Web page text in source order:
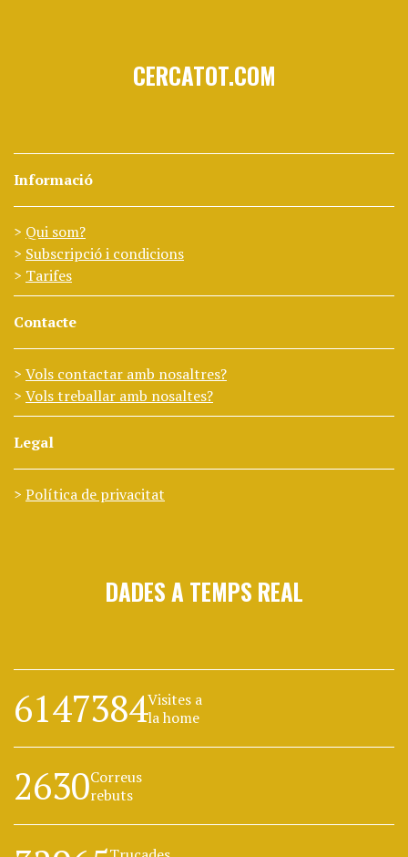
CERCATOT.COM
Informació
Qui som?
Subscripció i condicions
Tarifes
Contacte
Vols contactar amb nosaltres?
Vols treballar amb nosaltes?
Legal
Política de privacitat
DADES A TEMPS REAL
6147384Visites a
la home
2630Correus
rebuts